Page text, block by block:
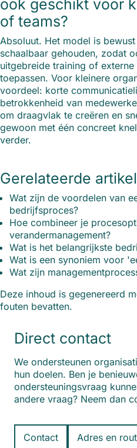
ook geschikt voor
of teams?
Absoluut. Het model is
schaalbaar gehouden, zodat
uitgebreide training of
toepassen. Voor kleinere
voordeel: korte
betrokkenheid van
om draagvlak te creëren en
gewoon met één concreet
verder.
Gerelateerde
Wat zijn de voordelen van
bedrijfsproces?
Hoe combineer je
verandermanagement?
Wat is het belangrijkste
Wat is een synoniem voor
Wat zijn
Deze inhoud is gegenereerd
fouten bevatten.
Direct contact
We ondersteunen
hun doelen. Ben je
ondersteuningsvraag
andere vraag? Neem dan
Contact Adres en